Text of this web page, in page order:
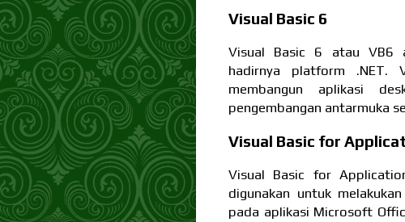
Visual Basic 6
Visual Basic 6 atau VB6
hadirnya platform .NET.
membangun aplikasi
pengembangan antarmuka
Visual Basic for
Visual Basic for
digunakan untuk
pada aplikasi Microsoft